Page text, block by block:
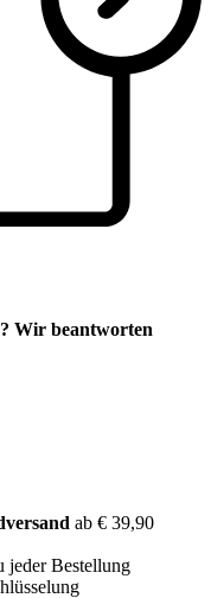
Wir beantworten
ab € 39,90
jeder Bestellung